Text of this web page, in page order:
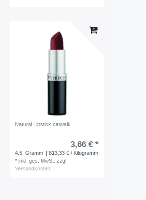
Natural Lipstick catwalk
3,66 € *
4.5 Gramm | 813,33 € / Kilogramm
*inkl. ges. MwSt. zzgl.
Versandkosten